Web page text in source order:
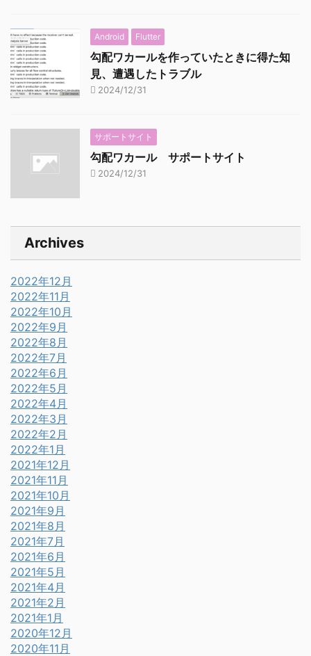
Android Flutter
勾配ワカールを作っていたときに得た知
見、遭遇したトラブル
2024/12/31
サポートサイト
勾配ワカール サポートサイト
2024/12/31
Archives
2022年12月
2022年11月
2022年10月
2022年9月
2022年8月
2022年7月
2022年6月
2022年5月
2022年4月
2022年3月
2022年2月
2022年1月
2021年12月
2021年11月
2021年10月
2021年9月
2021年8月
2021年7月
2021年6月
2021年5月
2021年4月
2021年2月
2021年1月
2020年12月
2020年11月